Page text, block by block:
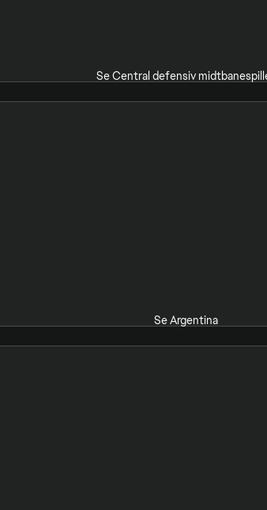
Se Central defensiv
Se Argentina